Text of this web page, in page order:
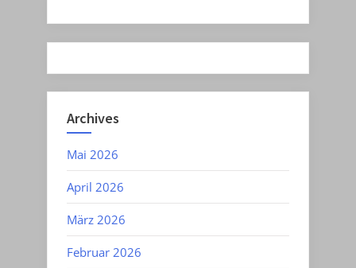
Archives
Mai 2026
April 2026
März 2026
Februar 2026